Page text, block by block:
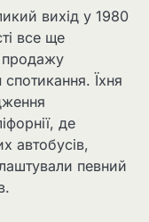
вихід у 1980
все ще
продажу
Їхня
де
автобусів,
певний